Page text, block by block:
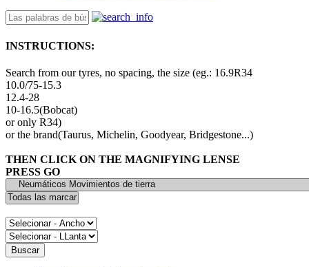
INSTRUCTIONS:
Search from our tyres, no spacing, the size (eg.: 16.9R34
10.0/75-15.3
12.4-28
10-16.5(Bobcat)
or only R34)
or the brand(Taurus, Michelin, Goodyear, Bridgestone...)
THEN CLICK ON THE MAGNIFYING LENSE
PRESS GO